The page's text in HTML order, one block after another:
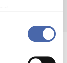
altid trække